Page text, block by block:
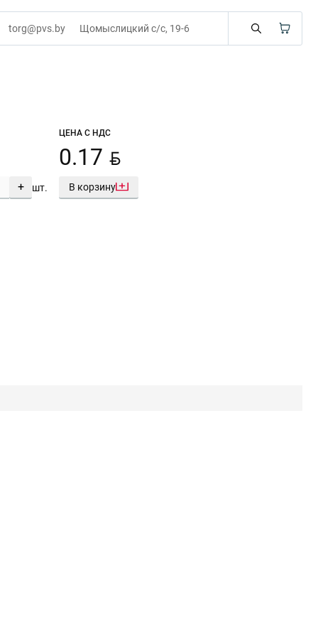
torg@pvs.by Щомыслицкий с/с, 19-6
+ шт.
ЦЕНА С НДС
0.17 BYN
В корзину